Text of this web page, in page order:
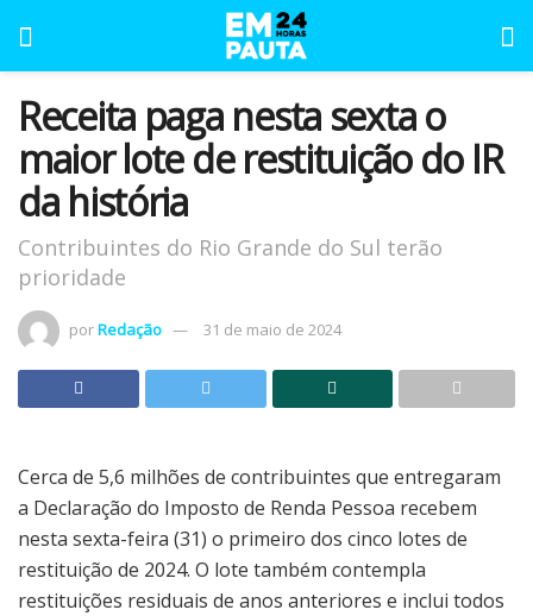
Receita paga nesta sexta o
maior lote de restituição do IR
da história
Contribuintes do Rio Grande do Sul terão
prioridade
porRedação 31 de maio de 2024
Cerca de 5,6 milhões de contribuintes que entregaram
a Declaração do Imposto de Renda Pessoa recebem
nesta sexta-feira (31) o primeiro dos cinco lotes de
restituição de 2024. O lote também contempla
restituições residuais de anos anteriores e inclui todos